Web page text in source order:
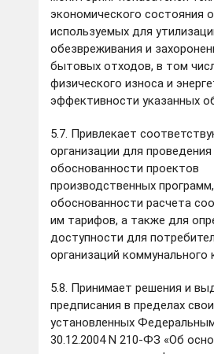
экономического состояния
используемых для
обезвреживания и
бытовых отходов, в том
физического износа и
эффективности указанных
5.7. Привлекает
организации для
обоснованности проектов
производственных
обоснованности расчета
им тарифов, а также для
доступности для
организаций коммунального
5.8. Принимает решения и
предписания в пределах
установленных
30.12.2004 N 210-ФЗ «Об